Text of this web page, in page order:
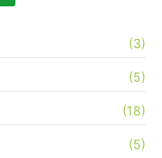
(3)
(5)
(18)
(5)